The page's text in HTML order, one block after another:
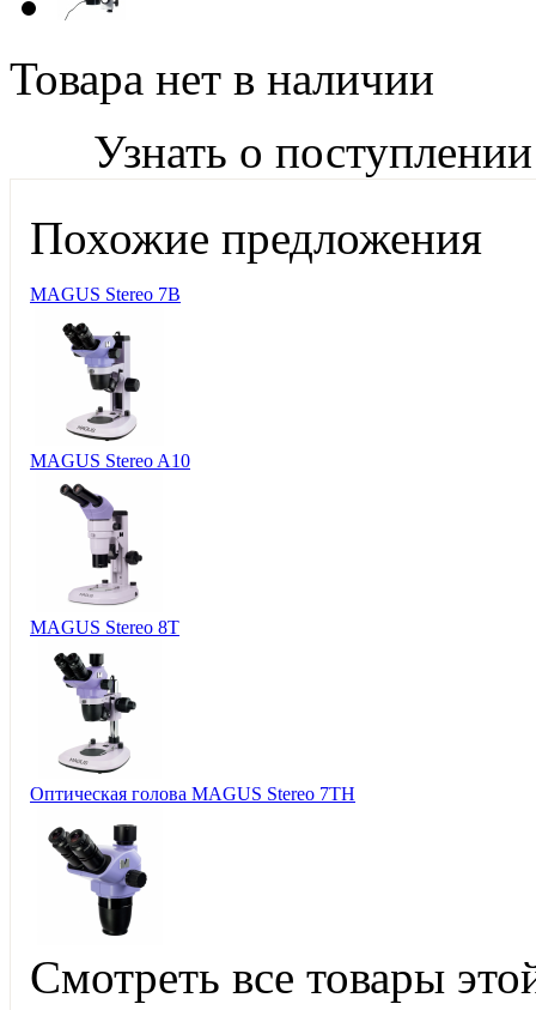
Товара нет в наличии
Узнать о поступлении
Похожие предложения
MAGUS Stereo 7B
MAGUS Stereo A10
MAGUS Stereo 8T
Оптическая голова MAGUS Stereo 7TH
Смотреть все товары